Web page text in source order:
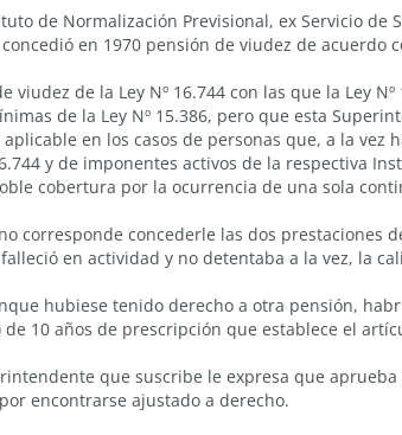
de Normalización Previsional, ex Servicio de
en 1970 pensión de viudez de acuerdo
viudez de la Ley Nº 16.744 con las que la Ley
de la Ley Nº 15.386, pero que esta
en los casos de personas que, a la vez
y de imponentes activos de la respectiva
cobertura por la ocurrencia de una sola
corresponde concederle las dos prestaciones
en actividad y no detentaba a la vez, la
hubiese tenido derecho a otra pensión,
10 años de prescripción que establece el
que suscribe le expresa que
encontrarse ajustado a derecho.